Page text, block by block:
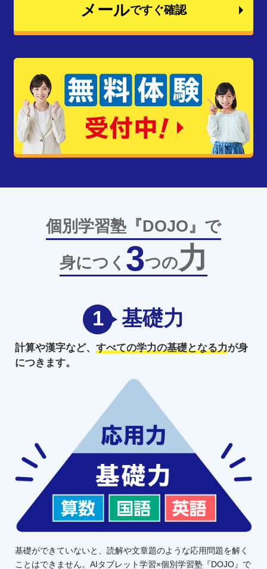
メールですぐ確認
個別学習塾『DOJO』で
身につく 3つの力
1 基礎力
計算や漢字など、 すべての学力の基礎となる力が身
につきます。
基礎ができていないと、読解や文章題のような応用問題を解く
ことはできません。AIタブレット学習×個別学習塾『DOJO』で